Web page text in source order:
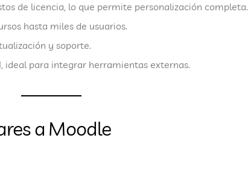
de licencia, lo que permite personalización completa.
hasta miles de usuarios.
y soporte.
, ideal para integrar herramientas externas.
a Moodle